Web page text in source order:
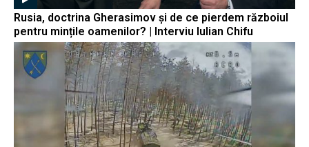
Rusia, doctrina Gherasimov și de ce pierdem războiul
pentru mințile oamenilor? | Interviu Iulian Chifu